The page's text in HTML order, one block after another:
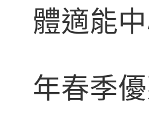
體適能
年春季